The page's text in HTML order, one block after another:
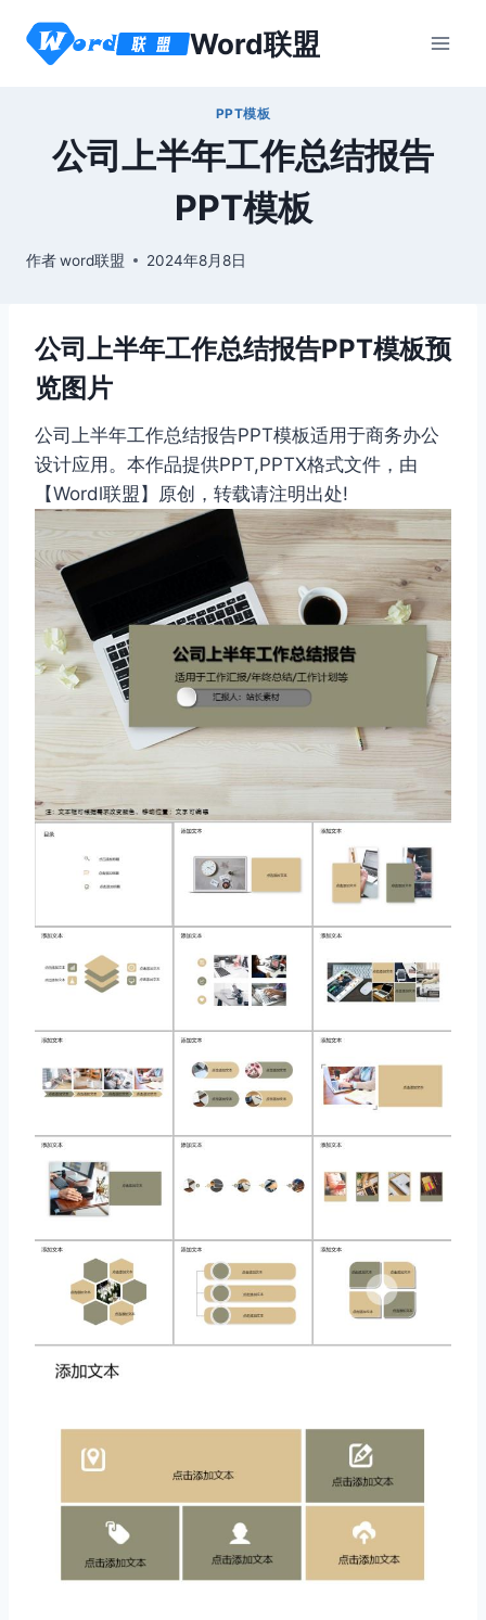
Word联盟
PPT模板
公司上半年工作总结报告
PPT模板
作者word联盟 2024年8月8日
公司上半年工作总结报告PPT模板预
览图片
公司上半年工作总结报告PPT模板适用于商务办公
设计应用。本作品提供PPT,PPTX格式文件，由
【Wordl联盟】原创，转载请注明出处!